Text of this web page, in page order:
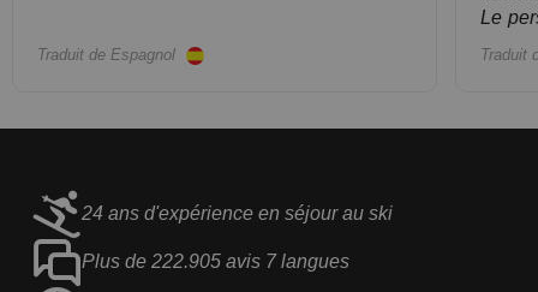
Traduit de Espagnol
Le
Traduit
24 ans d'expérience en séjour au ski
Plus de 222.905 avis 7 langues